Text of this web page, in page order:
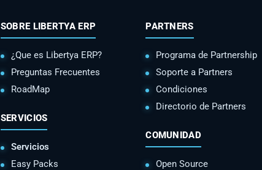
SOBRE LIBERTYA ERP
¿Que es Libertya ERP?
Preguntas Frecuentes
RoadMap
SERVICIOS
Servicios
Easy Packs
PARTNERS
Programa de Partnership
Soporte a Partners
Condiciones
Directorio de Partners
COMUNIDAD
Open Source